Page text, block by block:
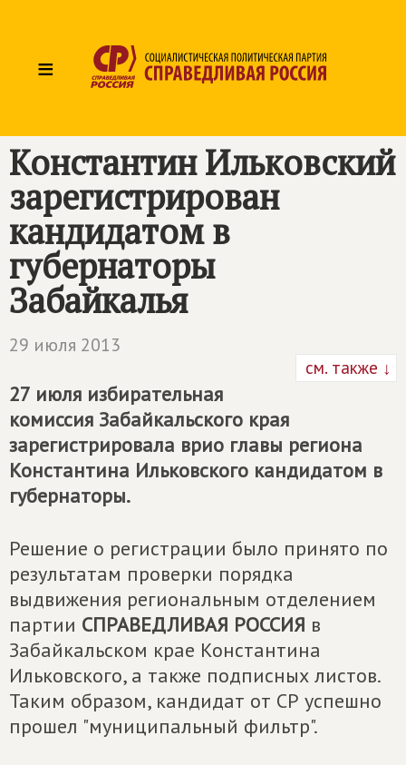
≡
Константин Ильковский
зарегистрирован
кандидатом в
губернаторы
Забайкалья
29 июля 2013
см. также ↓
27 июля избирательная
комиссия Забайкальского края
зарегистрировала врио главы региона
Константина Ильковского кандидатом в
губернаторы.
Решение о регистрации было принято по
результатам проверки порядка
выдвижения региональным отделением
партии СПРАВЕДЛИВАЯ РОССИЯ в
Забайкальском крае Константина
Ильковского, а также подписных листов.
Таким образом, кандидат от СР успешно
прошел "муниципальный фильтр".